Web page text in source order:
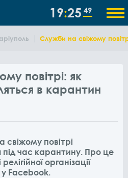
19 25 49
Служби на свіжому
повітрі: як
в карантин
повітрі
під час карантину. Про це
організації
Facebook.